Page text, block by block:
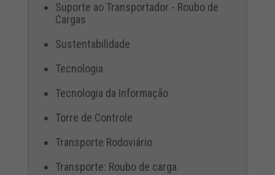
Suporte ao Transportador - Roubo de
Cargas
Sustentabilidade
Tecnologia
Tecnologia da Informação
Torre de Controle
Transporte Rodoviário
Transporte: Roubo de carga